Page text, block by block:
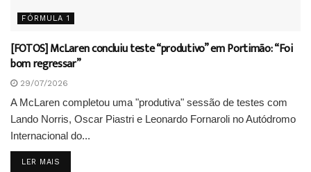
FÓRMULA 1
[FOTOS] McLaren concluiu teste “produtivo” em Portimão: “Foi
bom regressar”
29/07/2026
A McLaren completou uma "produtiva" sessão de testes com
Lando Norris, Oscar Piastri e Leonardo Fornaroli no Autódromo
Internacional do...
LER MAIS